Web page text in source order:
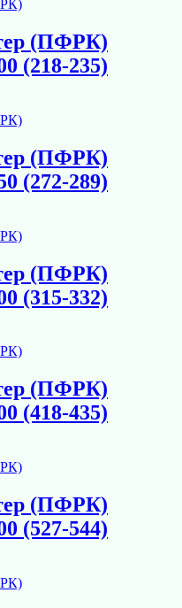
(ПФРК)
(218-235)
(ПФРК)
(272-289)
(ПФРК)
(315-332)
(ПФРК)
(418-435)
(ПФРК)
(527-544)